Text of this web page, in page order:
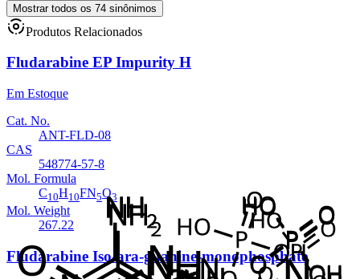
Mostrar todos os 74 sinônimos
Produtos Relacionados
Fludarabine EP Impurity H
Em Estoque
Cat. No.
ANT-FLD-08
CAS
548774-57-8
Mol. Formula
C10H10FN5O3
Mol. Weight
267.22
Fludarabine Iso-ara-guanine-monophosphate